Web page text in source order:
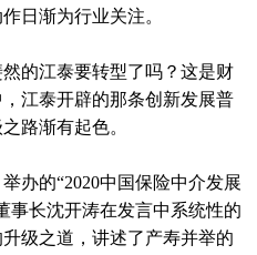
日渐为行业关注。
的江泰要转型了吗？这是财
江泰开辟的那条创新发展普
路渐有起色。
办的“2020中国保险中介发展
事长沈开涛在发言中系统性的
级之道，讲述了产寿并举的